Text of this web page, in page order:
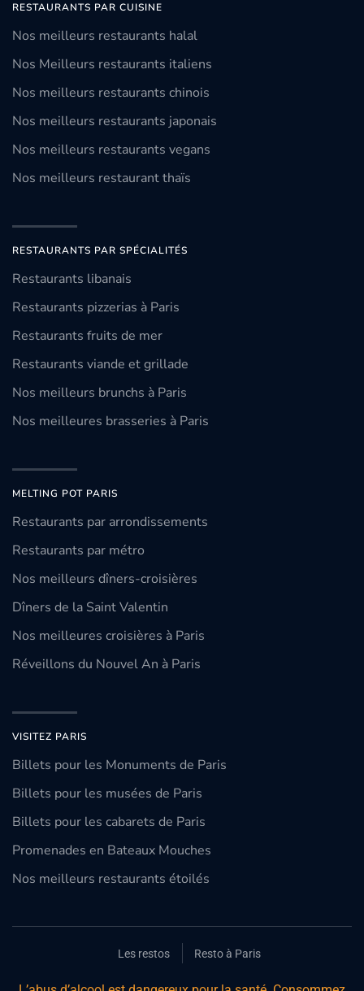
RESTAURANTS PAR CUISINE
Nos meilleurs restaurants halal
Nos Meilleurs restaurants italiens
Nos meilleurs restaurants chinois
Nos meilleurs restaurants japonais
Nos meilleurs restaurants vegans
Nos meilleurs restaurant thaïs
RESTAURANTS PAR SPÉCIALITÉS
Restaurants libanais
Restaurants pizzerias à Paris
Restaurants fruits de mer
Restaurants viande et grillade
Nos meilleurs brunchs à Paris
Nos meilleures brasseries à Paris
MELTING POT PARIS
Restaurants par arrondissements
Restaurants par métro
Nos meilleurs dîners-croisières
Dîners de la Saint Valentin
Nos meilleures croisières à Paris
Réveillons du Nouvel An à Paris
VISITEZ PARIS
Billets pour les Monuments de Paris
Billets pour les musées de Paris
Billets pour les cabarets de Paris
Promenades en Bateaux Mouches
Nos meilleurs restaurants étoilés
Les restos Resto à Paris